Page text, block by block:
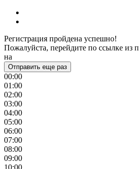
Регистрация пройдена успешно!
Пожалуйста, перейдите по ссылке из
на
Отправить еще раз
00:00
01:00
02:00
03:00
04:00
05:00
06:00
07:00
08:00
09:00
10:00